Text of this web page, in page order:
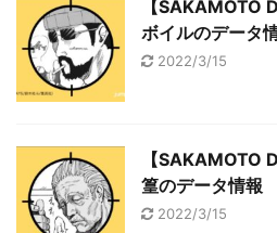
【SAKAMOTO
ボイルのデータ
2022/3/15
【SAKAMOTO
篁のデータ情報
2022/3/15